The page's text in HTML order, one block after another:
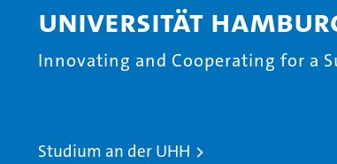
Universität
Innovating and Cooperating for a
Studium an der UHH